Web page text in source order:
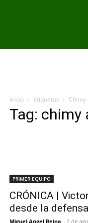
Inicio Etiquetas Chimy
Tag: chimy
PRIMER EQUIPO
CRÓNICA |
desde la
Miguel Angel Reina - 2 de